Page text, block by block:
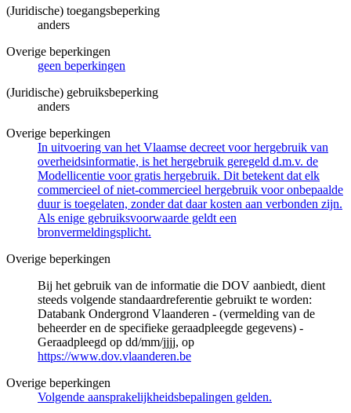
(Juridische) toegangsbeperking
anders
Overige beperkingen
geen beperkingen
(Juridische) gebruiksbeperking
anders
Overige beperkingen
In uitvoering van het Vlaamse decreet voor hergebruik van
overheidsinformatie, is het hergebruik geregeld d.m.v. de
Modellicentie voor gratis hergebruik. Dit betekent dat elk
commercieel of niet-commercieel hergebruik voor onbepaalde
duur is toegelaten, zonder dat daar kosten aan verbonden zijn.
Als enige gebruiksvoorwaarde geldt een
bronvermeldingsplicht.
Overige beperkingen
Bij het gebruik van de informatie die DOV aanbiedt, dient
steeds volgende standaardreferentie gebruikt te worden:
Databank Ondergrond Vlaanderen - (vermelding van de
beheerder en de specifieke geraadpleegde gegevens) -
Geraadpleegd op dd/mm/jjjj, op
https://www.dov.vlaanderen.be
Overige beperkingen
Volgende aansprakelijkheidsbepalingen gelden.